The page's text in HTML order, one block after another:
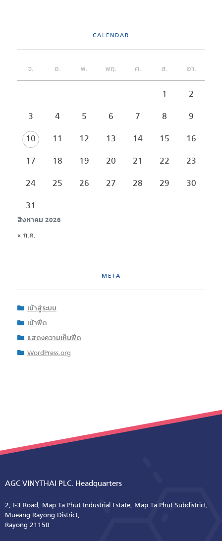
CALENDAR
สิงหาคม 2026
จ. อ. พ. พฤ. ศ. ส. อา.
1 2
3 4 5 6 7 8 9
10 11 12 13 14 15 16
17 18 19 20 21 22 23
24 25 26 27 28 29 30
31
« ก.ค.
META
เข้าสู่ระบบ
เข้าฟีด
แสดงความเห็นฟีด
WordPress.org
AGC VINYTHAI PLC. Headquarters
2, I-3 Road, Map Ta Phut Industrial Estate, Map Ta Phut Subdistrict,
Mueang Rayong District,
Rayong 21150